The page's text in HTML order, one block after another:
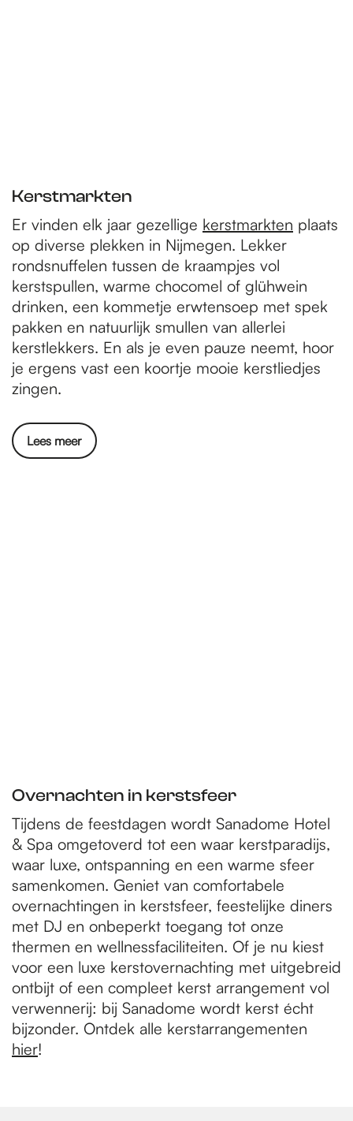
Kerstmarkten
Er vinden elk jaar gezellige kerstmarkten plaats
op diverse plekken in Nijmegen. Lekker
rondsnuffelen tussen de kraampjes vol
kerstspullen, warme chocomel of glühwein
drinken, een kommetje erwtensoep met spek
pakken en natuurlijk smullen van allerlei
kerstlekkers. En als je even pauze neemt, hoor
je ergens vast een koortje mooie kerstliedjes
zingen.
Lees meer
Overnachten in kerstsfeer
Tijdens de feestdagen wordt Sanadome Hotel
& Spa omgetoverd tot een waar kerstparadijs,
waar luxe, ontspanning en een warme sfeer
samenkomen. Geniet van comfortabele
overnachtingen in kerstsfeer, feestelijke diners
met DJ en onbeperkt toegang tot onze
thermen en wellnessfaciliteiten. Of je nu kiest
voor een luxe kerstovernachting met uitgebreid
ontbijt of een compleet kerst arrangement vol
verwennerij: bij Sanadome wordt kerst écht
bijzonder. Ontdek alle kerstarrangementen
hier!